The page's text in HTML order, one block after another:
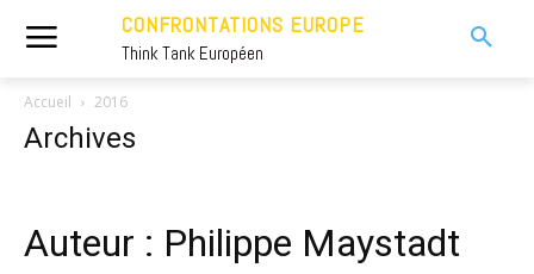
CONFRONTATIONS EUROPE
Think Tank Européen
Accueil 2016
Archives
Auteur : Philippe Maystadt